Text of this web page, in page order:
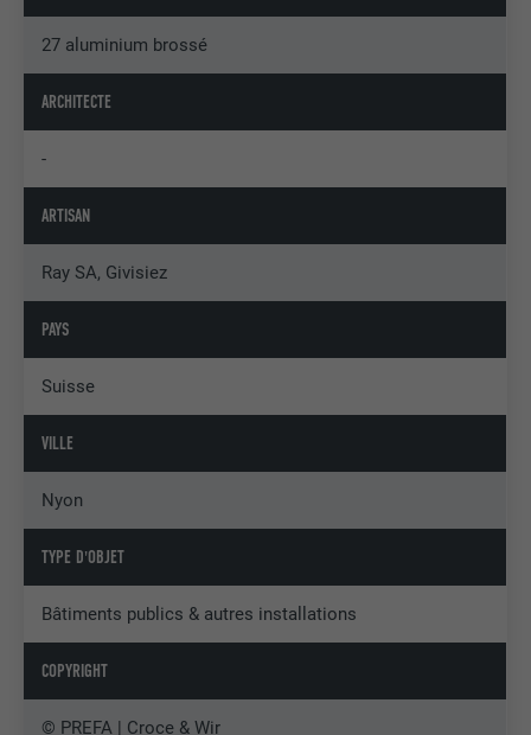
27 aluminium brossé
ARCHITECTE
-
ARTISAN
Ray SA, Givisiez
PAYS
Suisse
VILLE
Nyon
TYPE D'OBJET
Bâtiments publics & autres installations
COPYRIGHT
© PREFA | Croce & Wir